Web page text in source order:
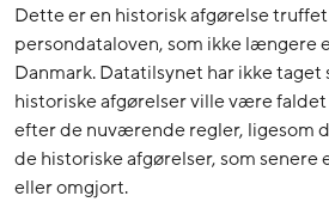
Dette er en historisk afgørelse
persondataloven, som ikke længere
Danmark. Datatilsynet har ikke
historiske afgørelser ville være
efter de nuværende regler, ligesom
de historiske afgørelser, som
eller omgjort.